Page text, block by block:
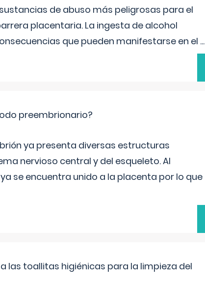
de abuso más peligrosas para el
placentaria. La ingesta de alcohol
que pueden manifestarse en el ...
preembrionario?
ya presenta diversas estructuras
nervioso central y del esqueleto. Al
se encuentra unido a la placenta por lo que
las toallitas higiénicas para la limpieza del